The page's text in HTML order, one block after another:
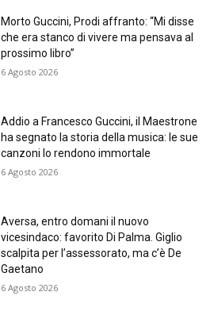
Morto Guccini, Prodi affranto: “Mi disse
che era stanco di vivere ma pensava al
prossimo libro”
6 Agosto 2026
Addio a Francesco Guccini, il Maestrone
ha segnato la storia della musica: le sue
canzoni lo rendono immortale
6 Agosto 2026
Aversa, entro domani il nuovo
vicesindaco: favorito Di Palma. Giglio
scalpita per l’assessorato, ma c’è De
Gaetano
6 Agosto 2026